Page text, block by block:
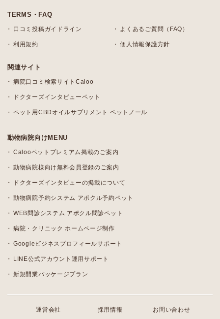
TERMS・FAQ
口コミ投稿ガイドライン よくあるご質問（FAQ）
利用規約 個人情報保護方針
関連サイト
病院口コミ検索サイトCaloo
ドクターズインタビューペット
ペット用CBDオイルサプリメント ペットノール
動物病院向けMENU
Calooペットプレミアム掲載のご案内
動物病院様向け無料会員登録のご案内
ドクターズインタビューの掲載について
動物病院予約システム アポクル予約ペット
WEB問診システム アポクル問診ペット
病院・クリニック ホームページ制作
Googleビジネスプロフィールサポート
LINE公式アカウント運用サポート
新規開業パッケージプラン
運営会社 採用情報 お問い合わせ